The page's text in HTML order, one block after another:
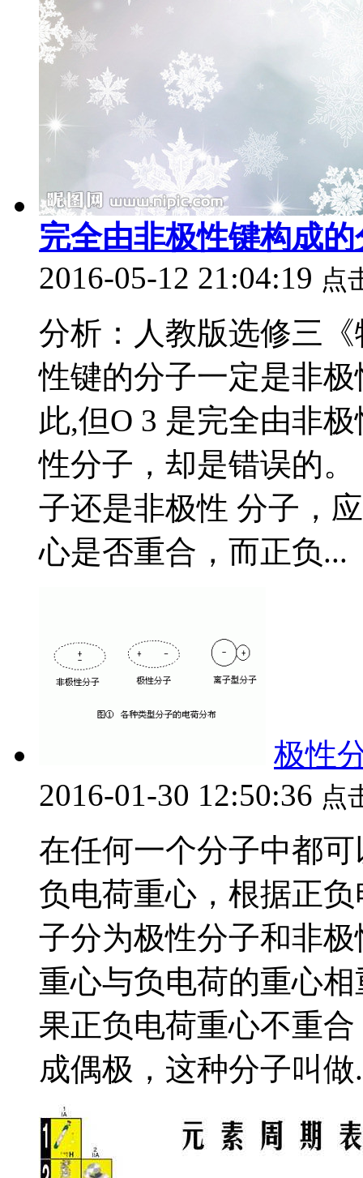
完全由非极性键构成
2016-05-12 21:04:19 点
分析：人教版选修三
性键的分子一定是非
此,但O 3 是完全由非
性分子，却是错误的
子还是非极性 分子，
心是否重合，而正负...
极性
2016-01-30 12:50:36 点
在任何一个分子中都
负电荷重心，根据正
子分为极性分子和非
重心与负电荷的重心
果正负电荷重心不重
成偶极，这种分子叫做